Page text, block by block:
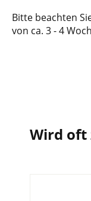
Bitte beachten
von ca. 3 - 4
Wird oft